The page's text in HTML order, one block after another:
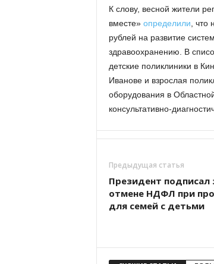
К слову, весной жители
вместе» определили ,
рублей на развитие
здравоохранению. В
детские поликлиники в
Иванове и взрослая
оборудования в
консультативно-
Предыдущая статья
Президент подписал
отмене НДФЛ при
для семей с детьми